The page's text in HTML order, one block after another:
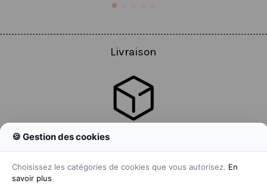
Livraison
🍪 Gestion des cookies
Choisissez les catégories de cookies que vous autorisez. En
savoir plus